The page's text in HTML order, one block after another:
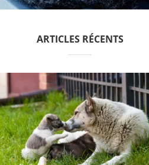
ARTICLES RÉCENTS